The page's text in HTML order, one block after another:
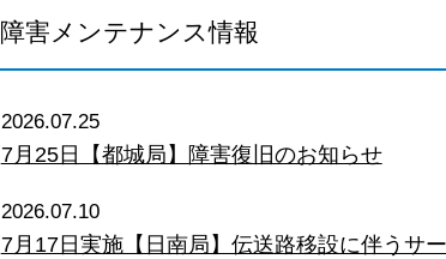
障害メンテナンス情報
2026.07.25
7月25日【都城局】障害復旧のお知らせ
2026.07.10
7月17日実施【日南局】伝送路移設に伴うサ